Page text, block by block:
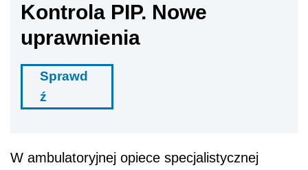
Kontrola PIP. Nowe
uprawnienia
Sprawd
ź
W ambulatoryjnej opiece specjalistycznej